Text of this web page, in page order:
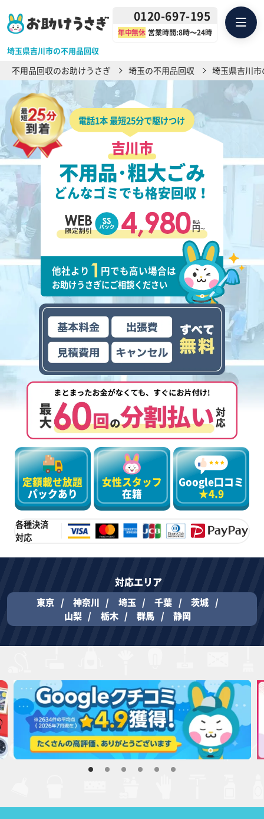
埼玉県吉川市の不用品回収
0120-697-195
年中無休 営業時間:8時〜24時
不用品回収のお助けうさぎ 埼玉の不用品回収 埼玉県吉川
電話1本 最短25分で駆けつけ
吉川市
不用品･粗大ごみ
どんなゴミでも格安回収！
他社より 円でも高い場合は
お助けうさぎにご相談ください
定額載せ放題
パックあり
女性スタッフ
在籍
Google口コミ
★4.9
各種決済
対応
対応エリア
東京 神奈川 埼玉 千葉
茨城
山梨
栃木 群馬 静岡